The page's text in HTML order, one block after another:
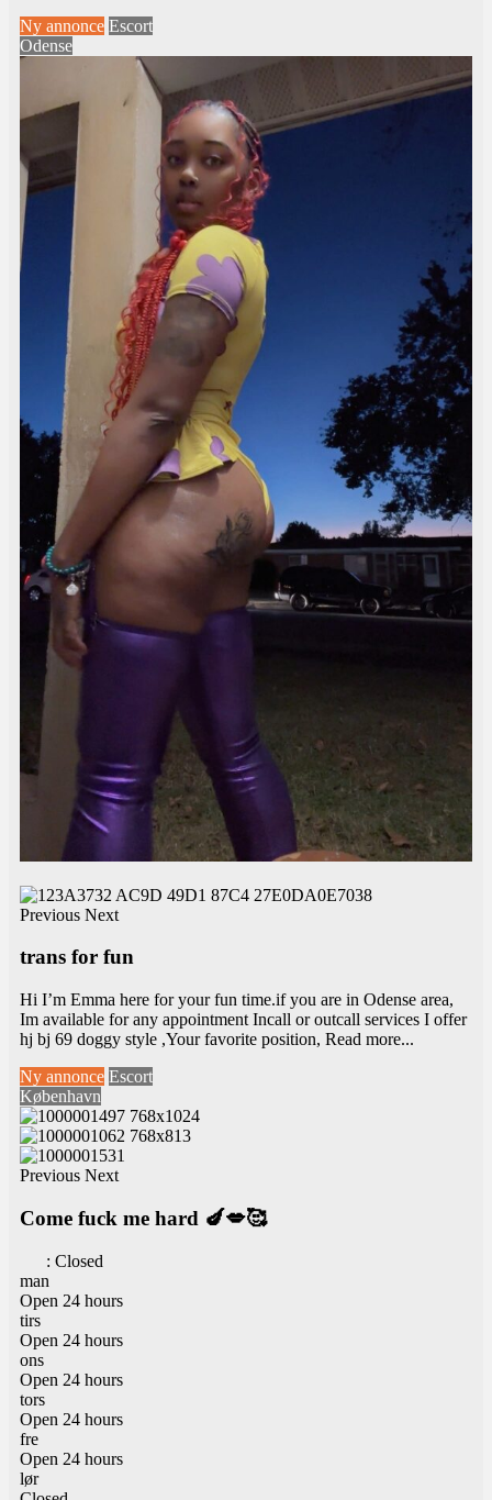
Ny annonce Escort
Odense
Previous Next
trans for fun
Hi I’m Emma here for your fun time.if you are in Odense area,
Im available for any appointment Incall or outcall services I offer
hj bj 69 doggy style ,Your favorite position, Read more...
Ny annonce Escort
København
Previous Next
Come fuck me hard 🍆💋🥰
: Closed
man
Open 24 hours
tirs
Open 24 hours
ons
Open 24 hours
tors
Open 24 hours
fre
Open 24 hours
lør